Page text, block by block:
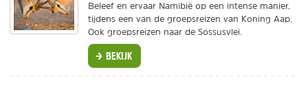
Beleef en ervaar Namibië op een intense manier,
tijdens een van de groepsreizen van Koning Aap.
Ook groepsreizen naar de Sossusvlei.
BEKIJK